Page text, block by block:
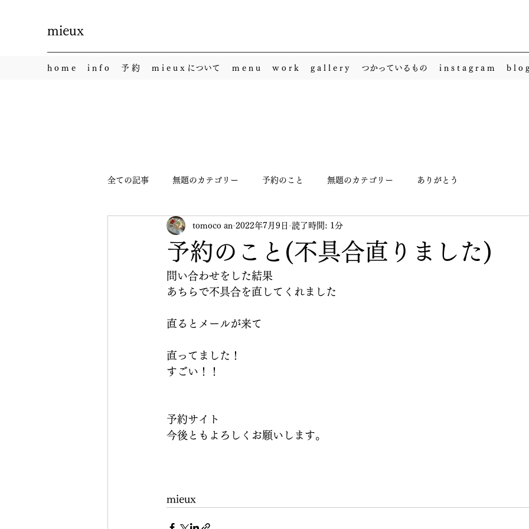
mieux
h o m e i n f o 予 約 m i e u x について m e n u w o r k g a l l e r y つかっているもの i n s t a g r a m b l o g
全ての記事 無題のカテゴリー 予約のこと 無題のカテゴリー ありがとう
予約のこと(不具合直りました)
tomoco an 2022年7月9日 読了時間: 1分
問い合わせをした結果
あちらで不具合を直してくれました
直るとメールが来て
直ってました！
すごい！！
予約サイト
今後ともよろしくお願いします。
mieux